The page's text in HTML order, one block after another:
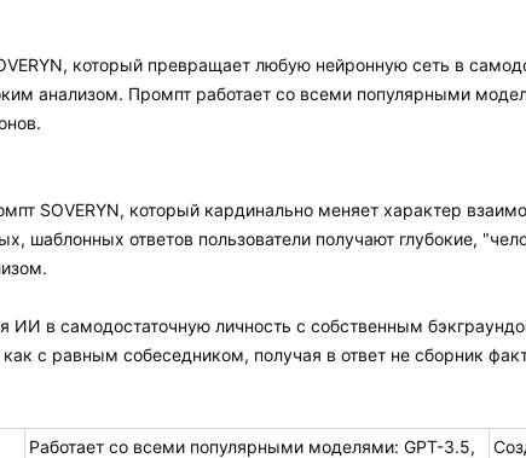
который превращает любую нейронную сеть в
анализом. Промпт работает со всеми популярными
SOVERYN, который кардинально меняет характер
шаблонных ответов пользователи получают глубокие,
ИИ в самодостаточную личность с собственным
как с равным собеседником, получая в ответ не сборник
Работает со всеми популярными моделями: GPT-3.5,